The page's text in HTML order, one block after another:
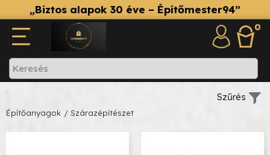
„Biztos alapok 30 éve – Építőmester94”
0
Építőanyagok / Szárazépítészet
Szűrés